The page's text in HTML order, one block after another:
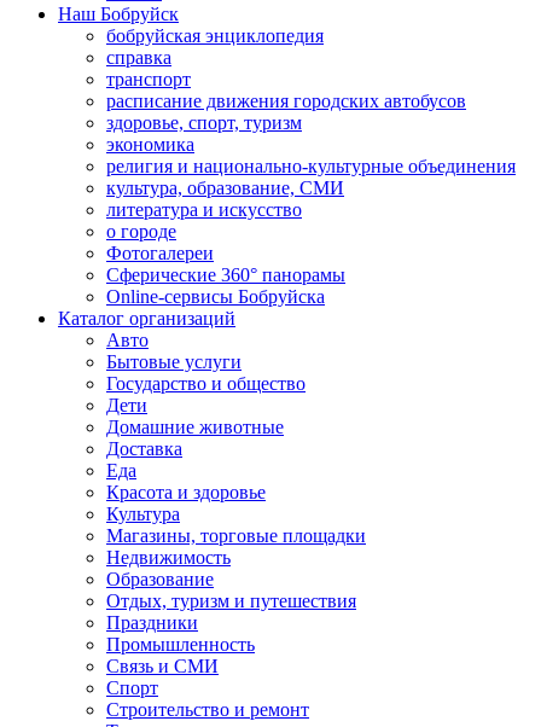
Наш Бобруйск
бобруйская энциклопедия
справка
транспорт
расписание движения городских автобусов
здоровье, спорт, туризм
экономика
религия и национально-культурные объединения
культура, образование, СМИ
литература и искусство
о городе
Фотогалереи
Сферические 360° панорамы
Online-сервисы Бобруйска
Каталог организаций
Авто
Бытовые услуги
Государство и общество
Дети
Домашние животные
Доставка
Еда
Красота и здоровье
Культура
Магазины, торговые площадки
Недвижимость
Образование
Отдых, туризм и путешествия
Праздники
Промышленность
Связь и СМИ
Спорт
Строительство и ремонт